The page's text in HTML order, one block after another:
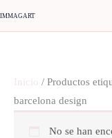
IMMAGART
Inicio / Productos
barcelona design
No se han